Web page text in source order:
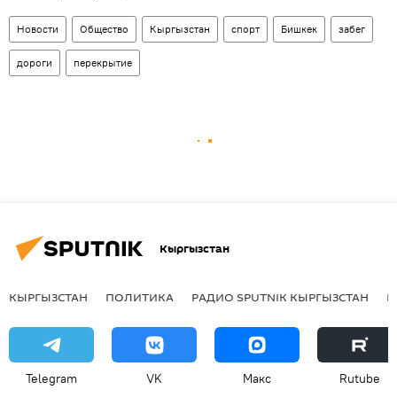
Новости Общество Кыргызстан спорт Бишкек забег
дороги перекрытие
Кыргызстан
КЫРГЫЗСТАН ПОЛИТИКА РАДИО SPUTNIK КЫРГЫЗСТАН
Telegram VK Макс Rutube